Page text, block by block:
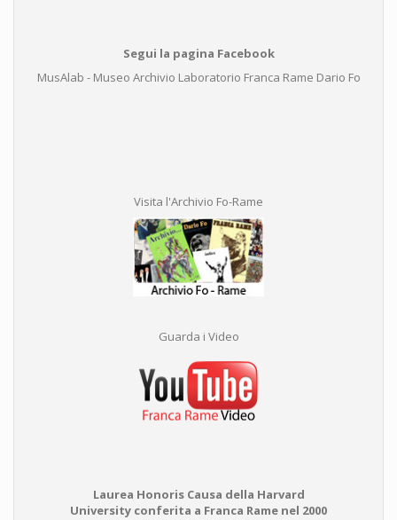
Segui la pagina Facebook
MusAlab - Museo Archivio Laboratorio Franca Rame Dario Fo
Visita l'Archivio Fo-Rame
Guarda i Video
Laurea Honoris Causa della Harvard
University conferita a Franca Rame nel 2000